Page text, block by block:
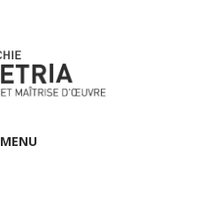
MENU